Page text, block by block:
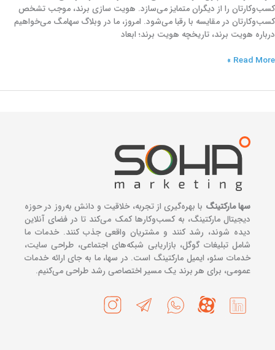
کسب‌و‌کارتان را از دیگران متمایز می‌سازد. هویت سازی برند، موجب تشخص
کسب‌وکارتان در مقایسه با رقبا می‌شود. امروز، ما در وبلاگ سهامگ می‌خواهیم
درباره هویت برند، تاریخچه هویت برند؛ ابعاد
Read More »
سها مارکتینگ با بهره‌گیری از تجربه، خلاقیت و دانش به‌روز در حوزه
دیجیتال مارکتینگ، به کسب‌وکارها کمک می‌کند تا در فضای آنلاین
دیده شوند، رشد کنند و مشتریان واقعی جذب کنند. خدمات ما
شامل تبلیغات گوگل، بازاریابی شبکه‌های اجتماعی، طراحی سایت،
خدمات سئو، ایمیل مارکتینگ است. در سها، ما به جای ارائه خدمات
عمومی، برای هر برند یک مسیر اختصاصی رشد طراحی می‌کنیم.